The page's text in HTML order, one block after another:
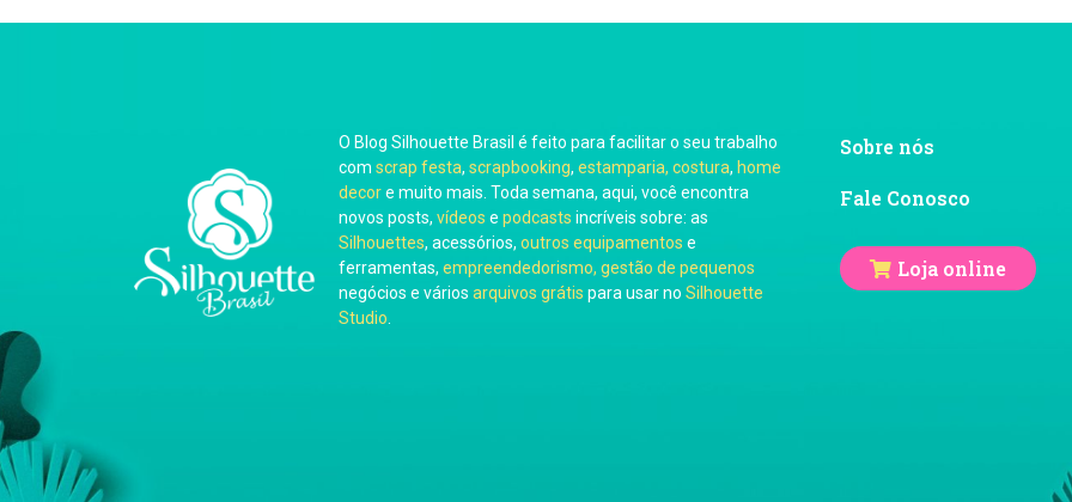
O Blog Silhouette Brasil é feito para facilitar o seu trabalho
com scrap festa, scrapbooking, estamparia, costura, home
decore muito mais. Toda semana, aqui, você encontra
novos posts, vídeos e podcasts incríveis sobre: as
Silhouettes, acessórios, outros equipamentos e
ferramentas, empreendedorismo, gestão de pequenos
negócios e vários arquivos grátis para usar no Silhouette
Studio
Sobre nós
Fale Conosco
Loja online